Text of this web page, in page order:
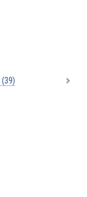
(39)